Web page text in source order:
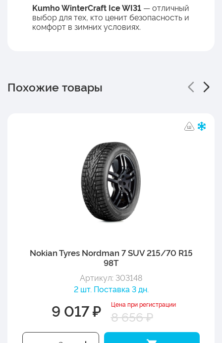
Kumho WinterCraft Ice WI31 — отличный
выбор для тех, кто ценит безопасность и
комфорт в зимних условиях.
Похожие товары
Nokian Tyres Nordman 7 SUV 215/70 R15
98T
Артикул: 303148
2 шт. Поставка 3 дн.
9 017 ₽ Цена при регистрации
8 656 ₽